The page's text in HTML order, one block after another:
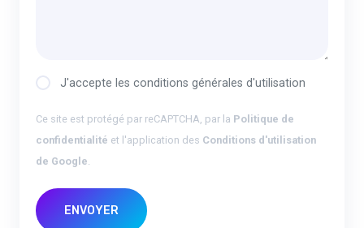
J'accepte les conditions générales d'utilisation
Ce site est protégé par reCAPTCHA, par la Politique de
confidentialité et l'application des Conditions d'utilisation
de Google
ENVOYER